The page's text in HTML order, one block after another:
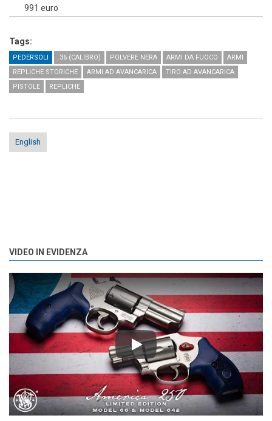
991 euro
Tags:
PEDERSOLI .36 (CALIBRO) POLVERE NERA ARMI DA FUOCO
ARMI
REPLICHE STORICHE
ARMI AD AVANCARICA
TIRO AD AVANCARICA
PISTOLE
REPLICHE
English
VIDEO IN EVIDENZA
Play